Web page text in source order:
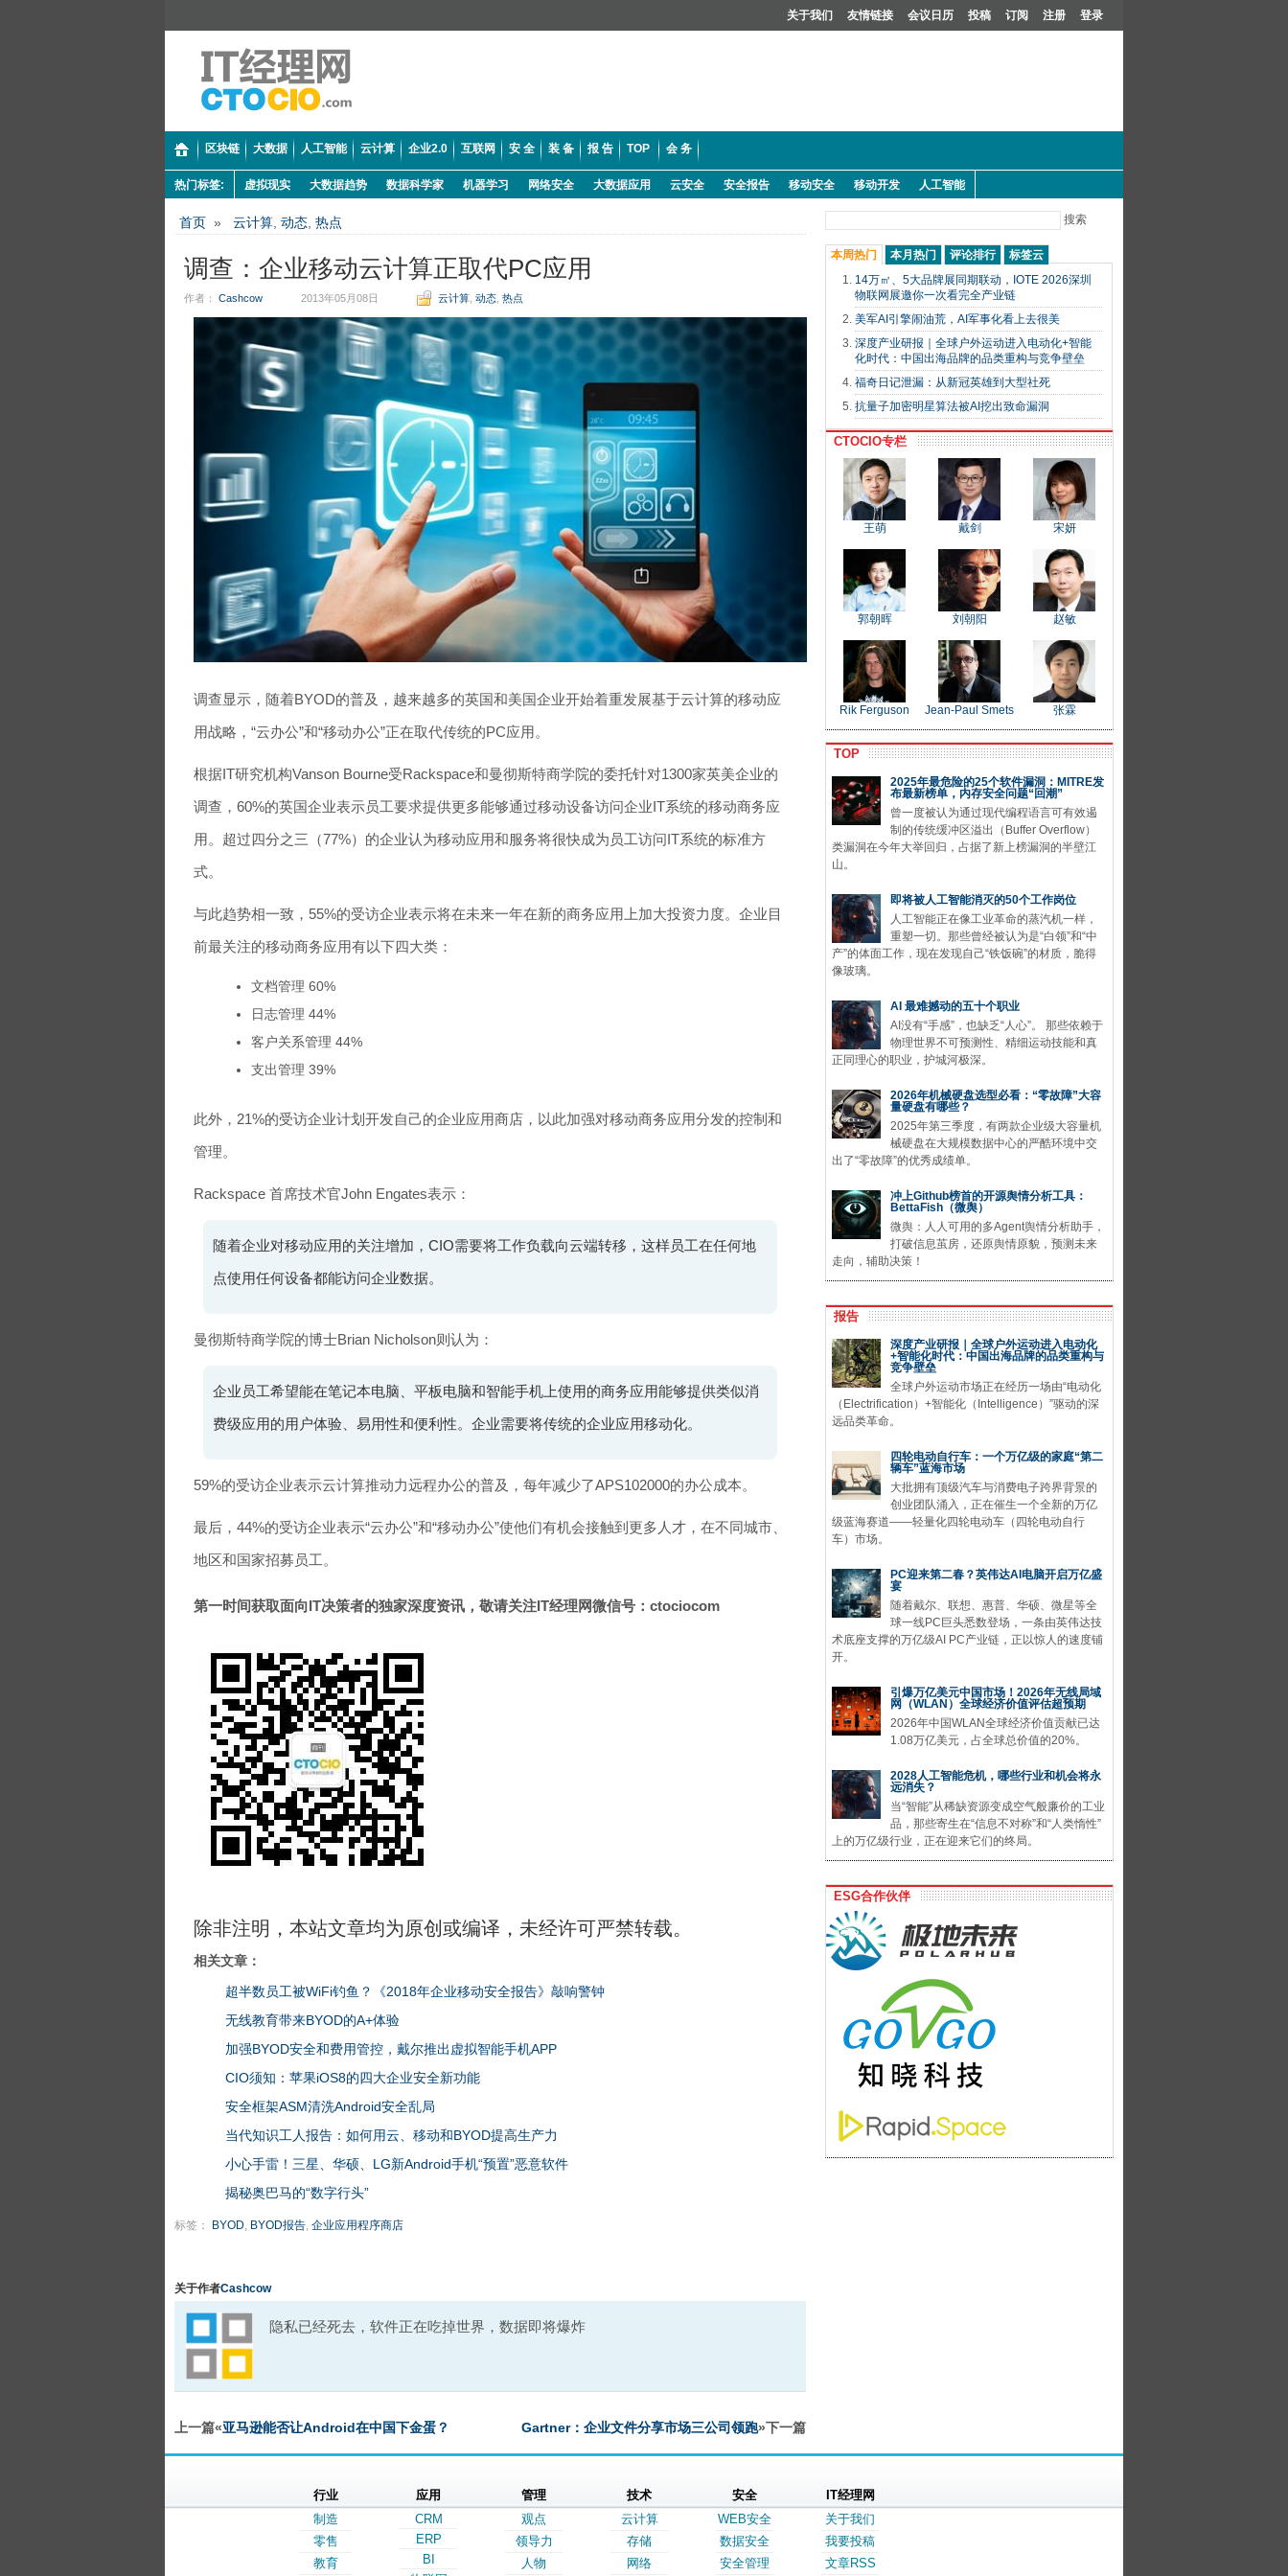
关于我们 友情链接 会议日历 投稿 订阅 注册 登录
区块链 大数据 人工智能 云计算 企业2.0 互联网 安 全 装 备 报 告 TOP 会 务
热门标签: 虚拟现实 大数据趋势 数据科学家 机器学习 网络安全 大数据应用 云安全 安全报告 移动安全 移动开发 人工智能
首页 » 云计算 动态 热点
调查：企业移动云计算正取代PC应用
作者： Cashcow 2013年05月08日 云计算 动态 热点
调查显示，随着BYOD的普及，越来越多的英国和美国企业开始着重发展基于云计算的移动应
用战略，“云办公”和“移动办公”正在取代传统的PC应用。
根据IT研究机构Vanson Bourne受Rackspace和曼彻斯特商学院的委托针对1300家英美企业的
调查，60%的英国企业表示员工要求提供更多能够通过移动设备访问企业IT系统的移动商务应
用。超过四分之三（77%）的企业认为移动应用和服务将很快成为员工访问IT系统的标准方
式。
与此趋势相一致，55%的受访企业表示将在未来一年在新的商务应用上加大投资力度。企业目
前最关注的移动商务应用有以下四大类：
文档管理 60%
日志管理 44%
客户关系管理 44%
支出管理 39%
此外，21%的受访企业计划开发自己的企业应用商店，以此加强对移动商务应用分发的控制和
管理。
Rackspace 首席技术官John Engates表示：
随着企业对移动应用的关注增加，CIO需要将工作负载向云端转移，这样员工在任何地
点使用任何设备都能访问企业数据。
曼彻斯特商学院的博士Brian Nicholson则认为：
企业员工希望能在笔记本电脑、平板电脑和智能手机上使用的商务应用能够提供类似消
费级应用的用户体验、易用性和便利性。企业需要将传统的企业应用移动化。
59%的受访企业表示云计算推动力远程办公的普及，每年减少了APS102000的办公成本。
最后，44%的受访企业表示“云办公”和“移动办公”使他们有机会接触到更多人才，在不同城市、
地区和国家招募员工。
第一时间获取面向IT决策者的独家深度资讯，敬请关注IT经理网微信号：ctociocom
除非注明，本站文章均为原创或编译，未经许可严禁转载。
相关文章：
超半数员工被WiFi钓鱼？《2018年企业移动安全报告》敲响警钟
无线教育带来BYOD的A+体验
加强BYOD安全和费用管控，戴尔推出虚拟智能手机APP
CIO须知：苹果iOS8的四大企业安全新功能
安全框架ASM清洗Android安全乱局
当代知识工人报告：如何用云、移动和BYOD提高生产力
小心手雷！三星、华硕、LG新Android手机“预置”恶意软件
揭秘奥巴马的“数字行头”
标签： BYOD, BYOD报告, 企业应用程序商店
关于作者Cashcow
隐私已经死去，软件正在吃掉世界，数据即将爆炸
上一篇«亚马逊能否让Android在中国下金蛋？ Gartner：企业文件分享市场三公司领跑»下一篇
搜索
本周热门 本月热门 评论排行
标签云
14万㎡、5大品牌展同期联动，IOTE 2026深圳
物联网展邀你一次看完全产业链
美军AI引擎闹油荒，AI军事化看上去很美
深度产业研报｜全球户外运动进入电动化+智能
化时代：中国出海品牌的品类重构与竞争壁垒
福奇日记泄漏：从新冠英雄到大型社死
抗量子加密明星算法被AI挖出致命漏洞
CTOCIO专栏
王萌 戴剑 宋妍
郭朝晖 刘朝阳 赵敏
Rik Ferguson Jean-Paul Smets 张霖
TOP
2025年最危险的25个软件漏洞：MITRE发
布最新榜单，内存安全问题“回潮”
曾一度被认为通过现代编程语言可有效遏
制的传统缓冲区溢出（Buffer Overflow）
类漏洞在今年大举回归，占据了新上榜漏洞的半壁江
山。
即将被人工智能消灭的50个工作岗位
人工智能正在像工业革命的蒸汽机一样，
重塑一切。那些曾经被认为是“白领”和“中
产”的体面工作，现在发现自己“铁饭碗”的材质，脆得
像玻璃。
AI 最难撼动的五十个职业
AI没有“手感”，也缺乏“人心”。 那些依赖于
物理世界不可预测性、精细运动技能和真
正同理心的职业，护城河极深。
2026年机械硬盘选型必看：“零故障”大容
量硬盘有哪些？
2025年第三季度，有两款企业级大容量机
械硬盘在大规模数据中心的严酷环境中交
出了“零故障”的优秀成绩单。
冲上Github榜首的开源舆情分析工具：
BettaFish（微舆）
微舆：人人可用的多Agent舆情分析助手，
打破信息茧房，还原舆情原貌，预测未来
走向，辅助决策！
报告
深度产业研报｜全球户外运动进入电动化
+智能化时代：中国出海品牌的品类重构与
竞争壁垒
全球户外运动市场正在经历一场由“电动化
（Electrification）+智能化（Intelligence）”驱动的深
远品类革命。
四轮电动自行车：一个万亿级的家庭“第二
辆车”蓝海市场
大批拥有顶级汽车与消费电子跨界背景的
创业团队涌入，正在催生一个全新的万亿
级蓝海赛道——轻量化四轮电动车（四轮电动自行
车）市场。
PC迎来第二春？英伟达AI电脑开启万亿盛
宴
随着戴尔、联想、惠普、华硕、微星等全
球一线PC巨头悉数登场，一条由英伟达技
术底座支撑的万亿级AI PC产业链，正以惊人的速度铺
开。
引爆万亿美元中国市场！2026年无线局域
网（WLAN）全球经济价值评估超预期
2026年中国WLAN全球经济价值贡献已达
1.08万亿美元，占全球总价值的20%。
2028人工智能危机，哪些行业和机会将永
远消失？
当“智能”从稀缺资源变成空气般廉价的工业
品，那些寄生在“信息不对称”和“人类惰性”
上的万亿级行业，正在迎来它们的终局。
ESG合作伙伴
行业
制造
零售
教育
应用
CRM
ERP
BI
管理
观点
领导力
人物
技术
云计算
存储
网络
安全
WEB安全
数据安全
安全管理
IT经理网
关于我们
我要投稿
文章RSS